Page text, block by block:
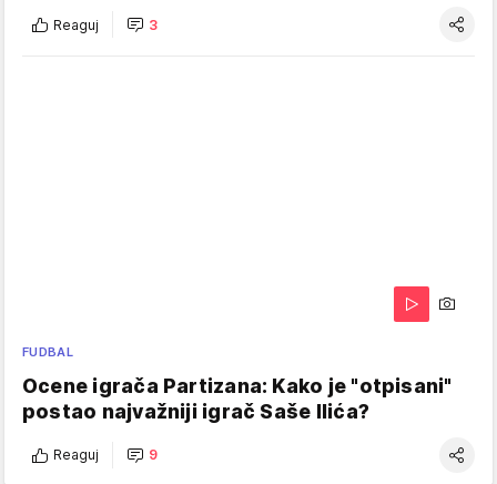
Reaguj 3
FUDBAL
Ocene igrača Partizana: Kako je "otpisani"
postao najvažniji igrač Saše Ilića?
Reaguj 9